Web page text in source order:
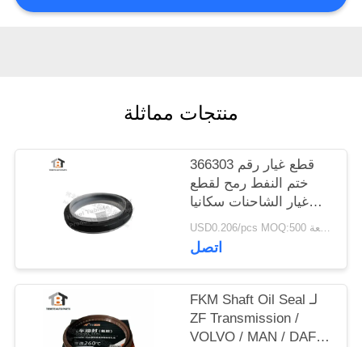
حالات
منتجات مماثلة
قطع غيار رقم 366303
ختم النفط رمح لقطع
غيار الشاحنات سكانيا
العمود المرفقي ختم
USD0.206/pcs MOQ:500 قطعة
اتصل
FKM Shaft Oil Seal لـ
ZF Transmission /
VOLVO / MAN / DAF /